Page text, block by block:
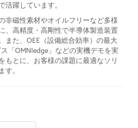
活躍しています。
非磁性素材やオイルフリーなど多様
、高精度・高剛性で半導体製造装置
また、OEE（設備総合効率）の最大
「OMNIedge」などの実機デモを実
もとに、お客様の課題に最適なソリ
す。